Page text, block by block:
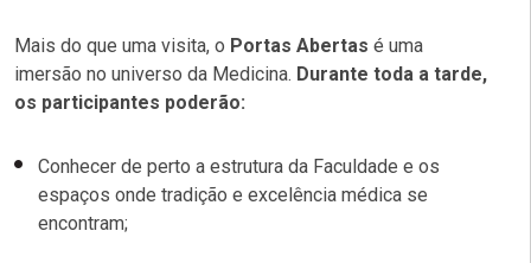
Mais do que uma visita, o Portas Abertas é uma
imersão no universo da Medicina. Durante toda a tarde,
os participantes poderão:
Conhecer de perto a estrutura da Faculdade e os
espaços onde tradição e excelência médica se
encontram;